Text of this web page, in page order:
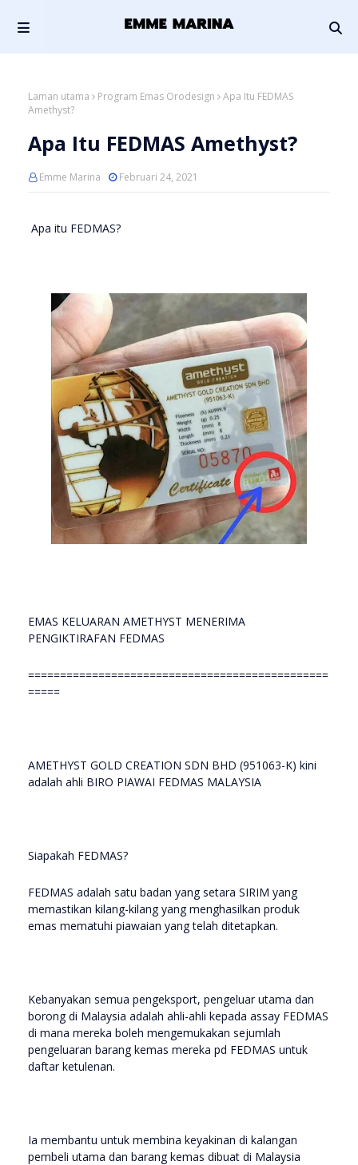
Laman utama Program Emas Orodesign
Apa Itu FEDMAS
Amethyst?
Apa Itu FEDMAS Amethyst?
Emme Marina Februari 24, 2021
Apa itu FEDMAS?
EMAS KELUARAN AMETHYST MENERIMA
PENGIKTIRAFAN FEDMAS
===============================================
=====
AMETHYST GOLD CREATION SDN BHD (951063-K) kini
adalah ahli BIRO PIAWAI FEDMAS MALAYSIA
Siapakah FEDMAS?
FEDMAS adalah satu badan yang setara SIRIM yang
memastikan kilang-kilang yang menghasilkan produk
emas mematuhi piawaian yang telah ditetapkan.
Kebanyakan semua pengeksport, pengeluar utama dan
borong di Malaysia adalah ahli-ahli kepada assay FEDMAS
di mana mereka boleh mengemukakan sejumlah
pengeluaran barang kemas mereka pd FEDMAS untuk
daftar ketulenan.
Ia membantu untuk membina keyakinan di kalangan
pembeli utama dan barang kemas dibuat di Malaysia